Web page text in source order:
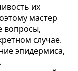
их
мастер
вопросы,
случае.
эпидермиса,